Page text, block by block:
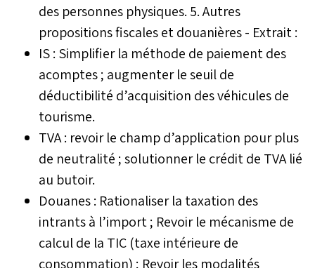
des personnes physiques. 5. Autres
propositions fiscales et douanières - Extrait :
IS : Simplifier la méthode de paiement des
acomptes ; augmenter le seuil de
déductibilité d’acquisition des véhicules de
tourisme.
TVA : revoir le champ d’application pour plus
de neutralité ; solutionner le crédit de TVA lié
au butoir.
Douanes : Rationaliser la taxation des
intrants à l’import ; Revoir le mécanisme de
calcul de la TIC (taxe intérieure de
consommation) ; Revoir les modalités